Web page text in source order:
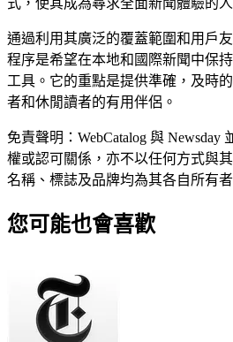
通過利用其廣泛的覆蓋範圍和用戶
程序是希望在本地和國際新聞中保
工具。它的重點是提供準確，及時
者和休閒讀者的有用伴侶。
免責聲明：WebCatalog 與 Newsday
權或認可關係，亦不以任何方式與
名稱、標誌及品牌均為其各自所有者
您可能也會喜歡